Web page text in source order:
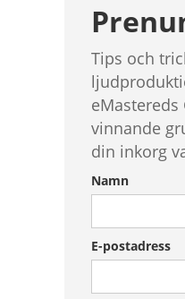
Tips och
eMastereds
vinnande
din inkorg
Namn
E-postadress